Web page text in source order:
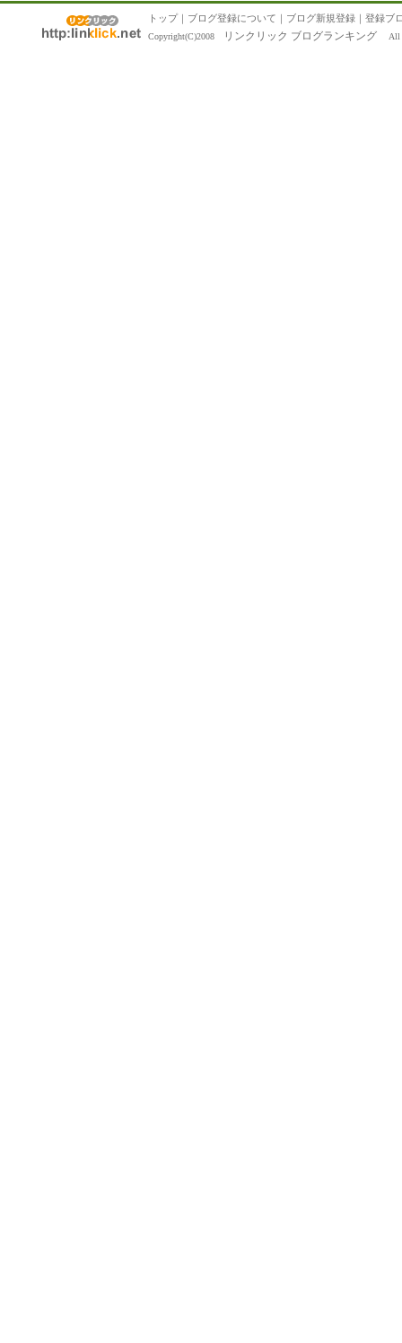
トップ｜ ブログ登録について ｜ ブログ新規登録 ｜ 登録ブ
Copyright(C)2008 リンクリック ブログランキング All